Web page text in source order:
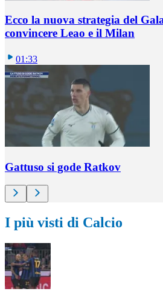
Ecco la nuova strategia del
convincere Leao e il Milan
01:33
Gattuso si gode Ratkov
I più visti di Calcio